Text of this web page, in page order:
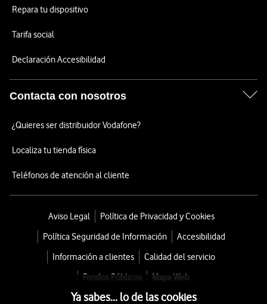
Repara tu dispositivo
Tarifa social
Declaración Accesibilidad
Contacta con nosotros
¿Quieres ser distribuidor Vodafone?
Localiza tu tienda física
Teléfonos de atención al cliente
Aviso Legal
Política de Privacidad y Cookies
Política Seguridad de Información
Accesibilidad
Información a clientes
Calidad del servicio
Fondos Públicos
Mapa Web
Ya sabes... lo de las cookies